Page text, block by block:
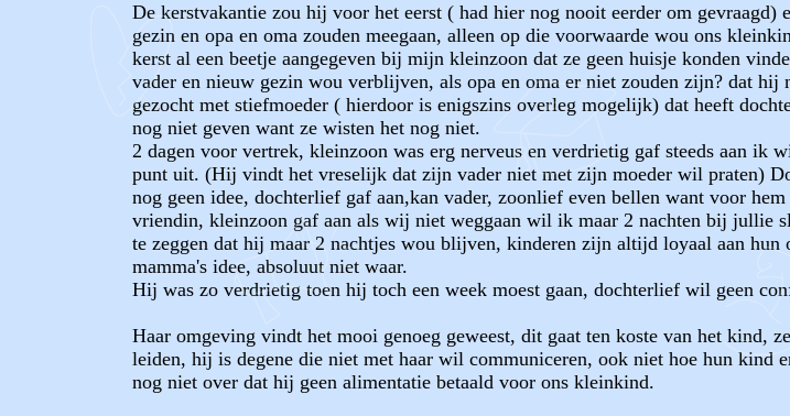
De kerstvakantie zou hij voor het eerst ( had hier nog nooit eerder om
gezin en opa en oma zouden meegaan, alleen op die voorwaarde wou ons
kerst al een beetje aangegeven bij mijn kleinzoon dat ze geen huisje konden
vader en nieuw gezin wou verblijven, als opa en oma er niet zouden zijn? dat
gezocht met stiefmoeder ( hierdoor is enigszins overleg mogelijk) dat heeft
nog niet geven want ze wisten het nog niet.
2 dagen voor vertrek, kleinzoon was erg nerveus en verdrietig gaf steeds aan ik
punt uit. (Hij vindt het vreselijk dat zijn vader niet met zijn moeder wil praten)
nog geen idee, dochterlief gaf aan,kan vader, zoonlief even bellen want voor
vriendin, kleinzoon gaf aan als wij niet weggaan wil ik maar 2 nachten bij jullie
te zeggen dat hij maar 2 nachtjes wou blijven, kinderen zijn altijd loyaal aan hun
mamma's idee, absoluut niet waar.
Hij was zo verdrietig toen hij toch een week moest gaan, dochterlief wil geen
Haar omgeving vindt het mooi genoeg geweest, dit gaat ten koste van het kind,
leiden, hij is degene die niet met haar wil communiceren, ook niet hoe hun kind
nog niet over dat hij geen alimentatie betaald voor ons kleinkind.